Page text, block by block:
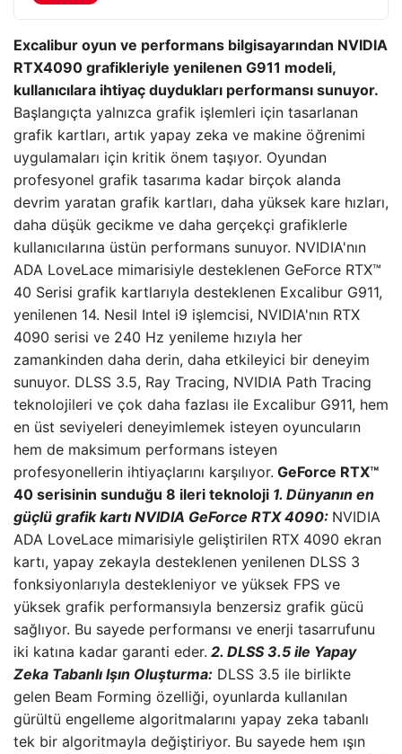
Excalibur oyun ve performans bilgisayarından NVIDIA
RTX4090 grafikleriyle yenilenen G911 modeli,
kullanıcılara ihtiyaç duydukları performansı sunuyor.
Başlangıçta yalnızca grafik işlemleri için tasarlanan
grafik kartları, artık yapay zeka ve makine öğrenimi
uygulamaları için kritik önem taşıyor. Oyundan
profesyonel grafik tasarıma kadar birçok alanda
devrim yaratan grafik kartları, daha yüksek kare hızları,
daha düşük gecikme ve daha gerçekçi grafiklerle
kullanıcılarına üstün performans sunuyor. NVIDIA'nın
ADA LoveLace mimarisiyle desteklenen GeForce RTX™
40 Serisi grafik kartlarıyla desteklenen Excalibur G911,
yenilenen 14. Nesil Intel i9 işlemcisi, NVIDIA'nın RTX
4090 serisi ve 240 Hz yenileme hızıyla her
zamankinden daha derin, daha etkileyici bir deneyim
sunuyor. DLSS 3.5, Ray Tracing, NVIDIA Path Tracing
teknolojileri ve çok daha fazlası ile Excalibur G911, hem
en üst seviyeleri deneyimlemek isteyen oyuncuların
hem de maksimum performans isteyen
profesyonellerin ihtiyaçlarını karşılıyor. GeForce RTX™
40 serisinin sunduğu 8 ileri teknoloji 1. Dünyanın en
güçlü grafik kartı NVIDIA GeForce RTX 4090: NVIDIA
ADA LoveLace mimarisiyle geliştirilen RTX 4090 ekran
kartı, yapay zekayla desteklenen yenilenen DLSS 3
fonksiyonlarıyla destekleniyor ve yüksek FPS ve
yüksek grafik performansıyla benzersiz grafik gücü
sağlıyor. Bu sayede performansı ve enerji tasarrufunu
iki katına kadar garanti eder. 2. DLSS 3.5 ile Yapay
Zeka Tabanlı Işın Oluşturma: DLSS 3.5 ile birlikte
gelen Beam Forming özelliği, oyunlarda kullanılan
gürültü engelleme algoritmalarını yapay zeka tabanlı
tek bir algoritmayla değiştiriyor. Bu sayede hem ışın